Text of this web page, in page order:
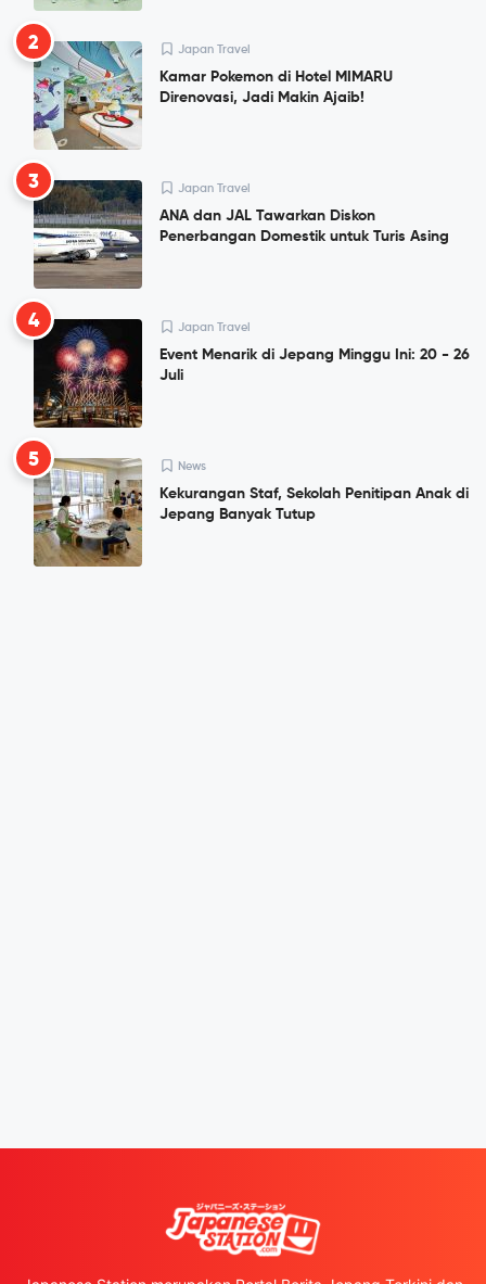
2 Japan Travel
Kamar Pokemon di Hotel MIMARU
Direnovasi, Jadi Makin Ajaib!
3 Japan Travel
ANA dan JAL Tawarkan Diskon
Penerbangan Domestik untuk Turis Asing
4 Japan Travel
Event Menarik di Jepang Minggu Ini: 20 - 26
Juli
5 News
Kekurangan Staf, Sekolah Penitipan Anak di
Jepang Banyak Tutup